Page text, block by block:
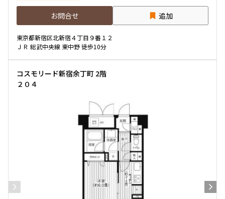
お問合せ 追加
東京都新宿区北新宿４丁目９番１２
ＪＲ 総武中央線 東中野 徒歩10分
コスモリード新宿余丁町 2階
２０４